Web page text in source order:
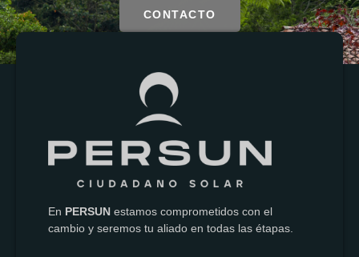
CONTACTO
En PERSUN estamos comprometidos con el
cambio y seremos tu aliado en todas las étapas.